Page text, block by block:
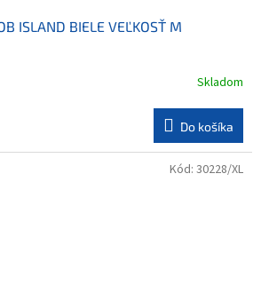
ISLAND BIELE VEĽKOSŤ M
Skladom
Do košíka
Kód: 30228/XL